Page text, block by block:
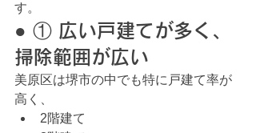
す。
● ① 広い戸建てが多く、
掃除範囲が広い
美原区は堺市の中でも特に戸建て率が
高く、
2階建て